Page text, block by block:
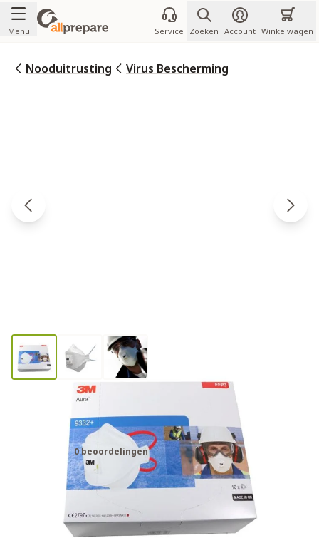
Ga naar de inhoud
Menu Service Zoeken Account Winkelwagen
Nooduitrusting Virus Bescherming
3M Aura mondkapje 9332 FFP3 - 10
stuks in doos
0 beoordelingen
€99,00